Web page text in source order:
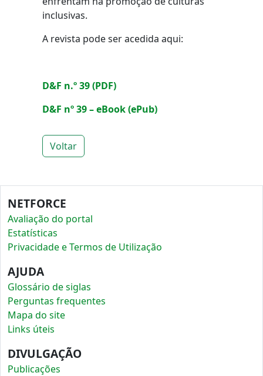
inclusivas.
A revista pode ser acedida aqui:
D&F n.º 39 (PDF)
D&F nº 39 – eBook (ePub)
Voltar
NETFORCE
Avaliação do portal
Estatísticas
Privacidade e Termos de Utilização
AJUDA
Glossário de siglas
Perguntas frequentes
Mapa do site
Links úteis
DIVULGAÇÃO
Publicações